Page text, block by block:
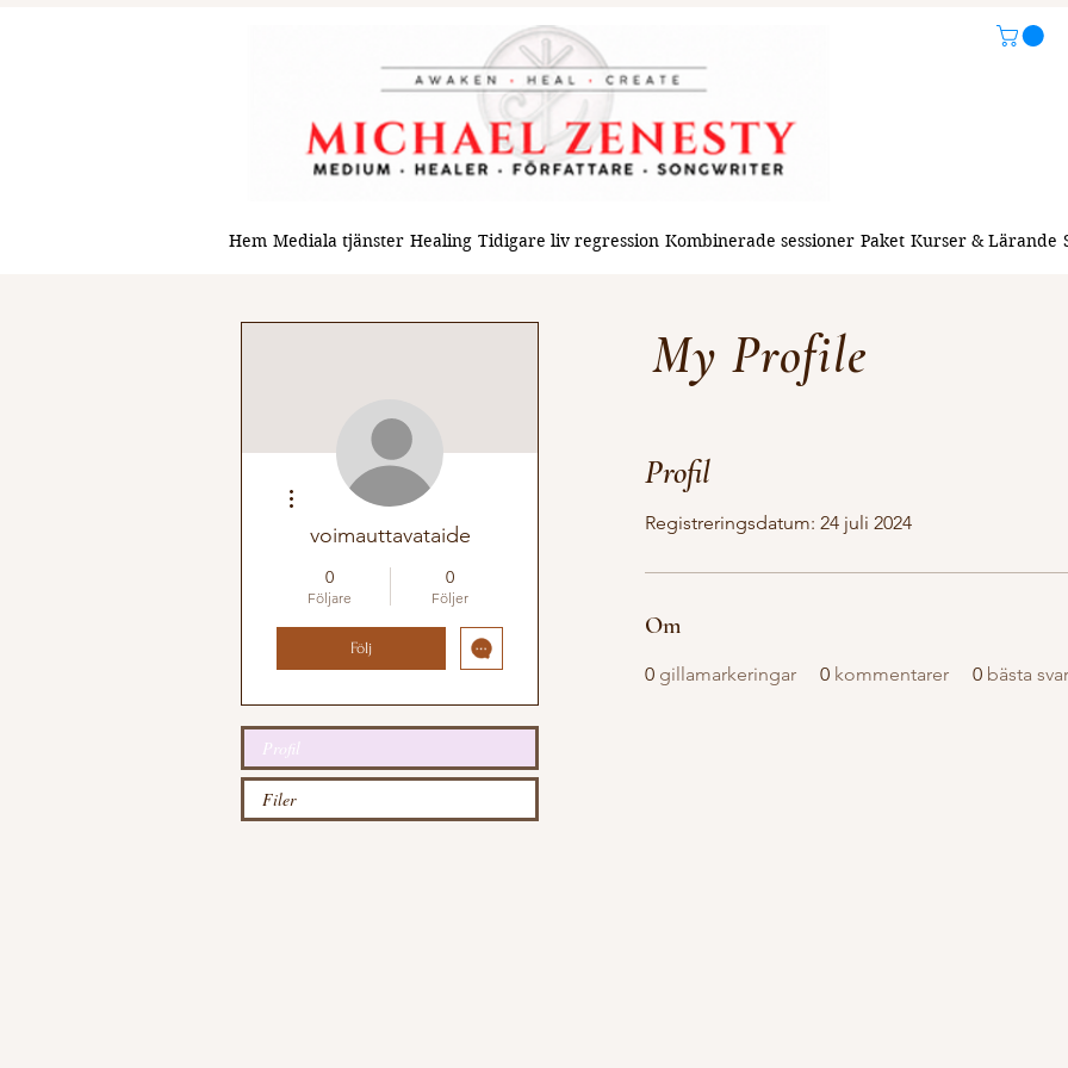
Hem Mediala tjänster Healing Tidigare liv regression Kombinerade sessioner Paket Kurser & Lärande
My Profile
Profil
Registreringsdatum: 24 juli 2024
Om
0 gillamarkeringar 0 kommentarer 0 bästa svar
voimauttavataide
0
Följare
0
Följer
Följ
Fler åtgärder
Profil
Filer